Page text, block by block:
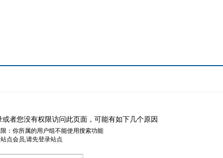
或者您没有权限访问此页面，可能有如下几个原因
：你所属的用户组不能使用搜索功能
点会员,请先登录站点